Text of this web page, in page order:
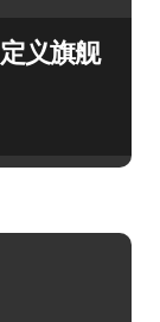
义旗舰